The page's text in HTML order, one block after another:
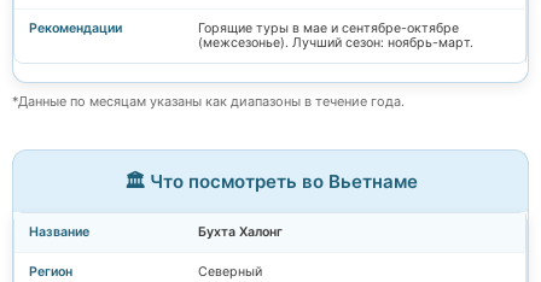
Горящие туры в мае и сентябре-октябре
(межсезонье). Лучший сезон: ноябрь-март.
*Данные по месяцам указаны как диапазоны в течение года.
🏛️ Что посмотреть во Вьетнаме
Бухта Халонг
Северный